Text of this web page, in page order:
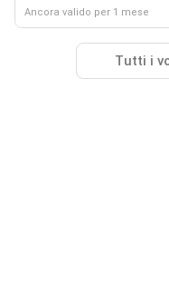
Ancora valido per 1 mese
Tutti i